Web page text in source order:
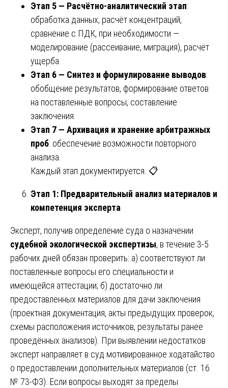
Этап 5 — Расчётно-аналитический этап:
обработка данных, расчёт концентраций,
сравнение с ПДК, при необходимости —
моделирование (рассеивание, миграция), расчёт
ущерба.
Этап 6 — Синтез и формулирование выводов:
обобщение результатов, формирование ответов
на поставленные вопросы, составление
заключения.
Этап 7 — Архивация и хранение арбитражных
проб: обеспечение возможности повторного
анализа.
Каждый этап документируется. 📋
Этап 1: Предварительный анализ материалов и
компетенция эксперта
Эксперт, получив определение суда о назначении
судебной экологической экспертизы, в течение 3-5
рабочих дней обязан проверить: а) соответствуют ли
поставленные вопросы его специальности и
имеющейся аттестации; б) достаточно ли
предоставленных материалов для дачи заключения
(проектная документация, акты предыдущих проверок,
схемы расположения источников, результаты ранее
проведённых анализов). При выявлении недостатков
эксперт направляет в суд мотивированное ходатайство
о предоставлении дополнительных материалов (ст. 16
№ 73-ФЗ). Если вопросы выходят за пределы